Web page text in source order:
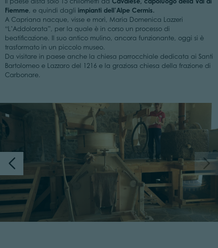
Fiemme, e quindi dagli impianti dell’Alpe Cermis.
A Capriana nacque, visse e morì, Maria Domenica Lazzeri
“L’Addolorata”, per la quale è in corso un processo di
beatificazione. Il suo antico mulino, ancora funzionante, oggi si è
trasformato in un piccolo museo.
Da visitare in paese anche la chiesa parrocchiale dedicata ai Santi
Bartolomeo e Lazzaro del 1216 e la graziosa chiesa della frazione di
Carbonare.